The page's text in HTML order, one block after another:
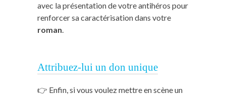
avec la présentation de votre antihéros pour
renforcer sa caractérisation dans votre
roman.
Attribuez-lui un don unique
👉 Enfin, si vous voulez mettre en scène un